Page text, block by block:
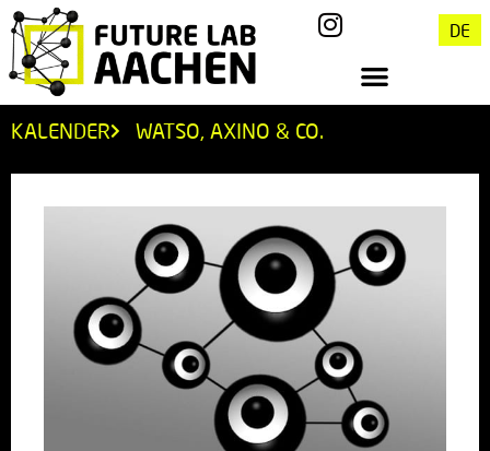
DE
KALENDER WATSO, AXINO & CO.